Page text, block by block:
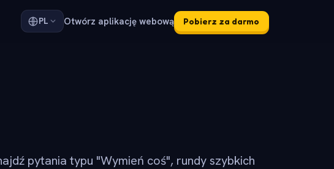
PL Otwórz aplikację webową Pobierz za darmo
pytania typu "Wymień coś", rundy szybkich